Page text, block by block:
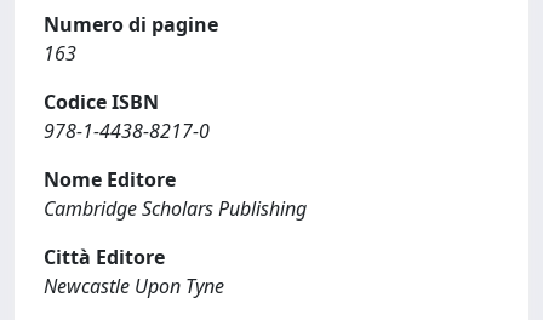
Numero di pagine
163
Codice ISBN
978-1-4438-8217-0
Nome Editore
Cambridge Scholars Publishing
Città Editore
Newcastle Upon Tyne